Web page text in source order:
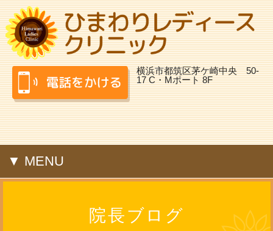
横浜市都筑区茅ケ崎中央 50-
17 C・Mポート 8F
▼ MENU
院長ブログ